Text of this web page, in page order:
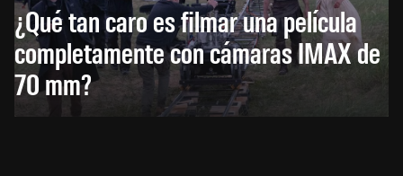
¿Qué tan caro es filmar una película
completamente con cámaras IMAX de
70 mm?